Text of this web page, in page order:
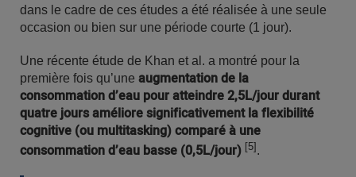
dans le cadre de ces études a été réalisée à une seule
occasion ou bien sur une période courte (1 jour).
Une récente étude de Khan et al. a montré pour la
première fois qu’une augmentation de la
consommation d’eau pour atteindre 2,5L/jour durant
quatre jours améliore significativement la flexibilité
cognitive (ou multitasking) comparé à une
consommation d’eau basse (0,5L/jour) [5].